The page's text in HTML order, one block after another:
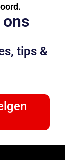
tips &